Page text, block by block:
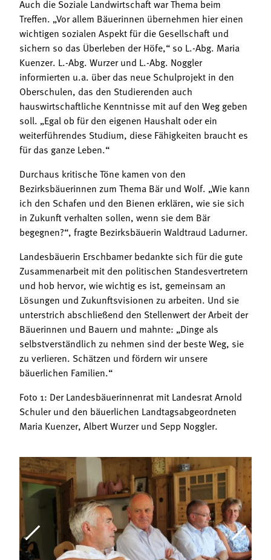
Auch die Soziale Landwirtschaft war Thema beim
Treffen. „Vor allem Bäuerinnen übernehmen hier einen
wichtigen sozialen Aspekt für die Gesellschaft und
sichern so das Überleben der Höfe,“ so L.-Abg. Maria
Kuenzer. L.-Abg. Wurzer und L.-Abg. Noggler
informierten u.a. über das neue Schulprojekt in den
Oberschulen, das den Studierenden auch
hauswirtschaftliche Kenntnisse mit auf den Weg geben
soll. „Egal ob für den eigenen Haushalt oder ein
weiterführendes Studium, diese Fähigkeiten braucht es
für das ganze Leben.“
Durchaus kritische Töne kamen von den
Bezirksbäuerinnen zum Thema Bär und Wolf. „Wie kann
ich den Schafen und den Bienen erklären, wie sie sich
in Zukunft verhalten sollen, wenn sie dem Bär
begegnen?“, fragte Bezirksbäuerin Waldtraud Ladurner.
Landesbäuerin Erschbamer bedankte sich für die gute
Zusammenarbeit mit den politischen Standesvertretern
und hob hervor, wie wichtig es ist, gemeinsam an
Lösungen und Zukunftsvisionen zu arbeiten. Und sie
unterstrich abschließend den Stellenwert der Arbeit der
Bäuerinnen und Bauern und mahnte: „Dinge als
selbstverständlich zu nehmen sind der beste Weg, sie
zu verlieren. Schätzen und fördern wir unsere
bäuerlichen Familien.“
Foto 1: Der Landesbäuerinnenrat mit Landesrat Arnold
Schuler und den bäuerlichen Landtagsabgeordneten
Maria Kuenzer, Albert Wurzer und Sepp Noggler.